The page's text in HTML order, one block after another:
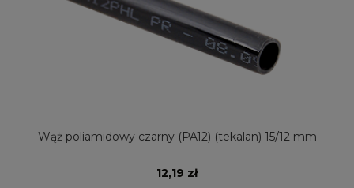
Wąż poliamidowy czarny (PA12) (tekalan) 15/12 mm
12,19 zł